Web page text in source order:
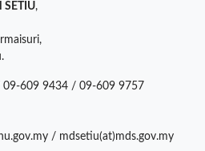
SETIU,
609 9434 / 09-609 9757
/ mdsetiu(at)mds.gov.my